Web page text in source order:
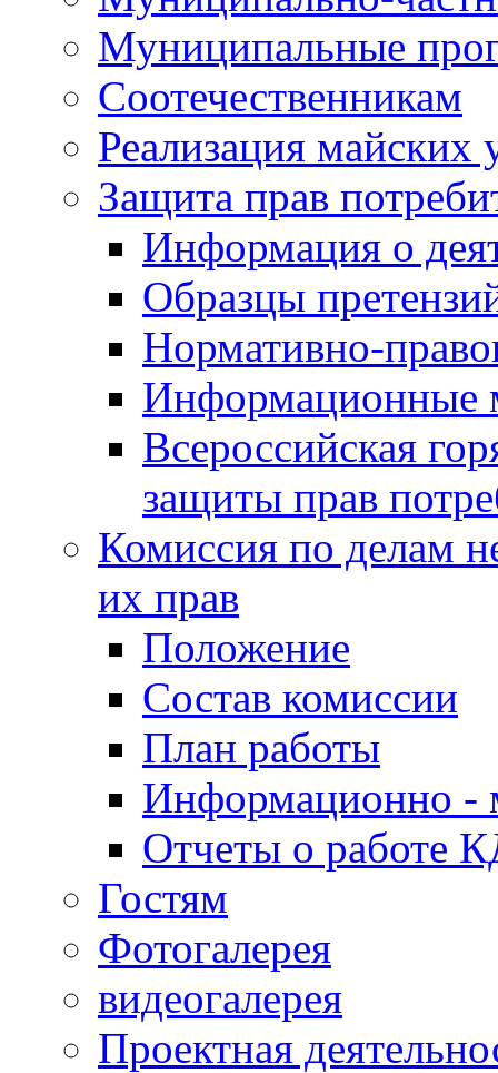
Муниципальные
Соотечественникам
Реализация майских
Защита прав
Информация о
Образцы
Нормативно-
Информационные
Всероссийская
защиты прав
Комиссия по делам
их прав
Положение
Состав комиссии
План работы
Информационно -
Отчеты о работе
Гостям
Фотогалерея
видеогалерея
Проектная